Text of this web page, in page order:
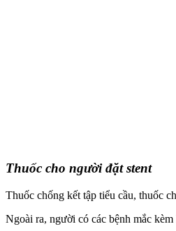
Thuốc cho người đặt stent
Thuốc chống kết tập tiểu cầu, thuốc
Ngoài ra, người có các bệnh mắc